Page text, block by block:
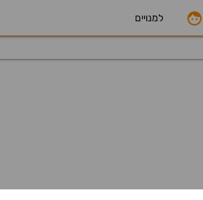
למנויים